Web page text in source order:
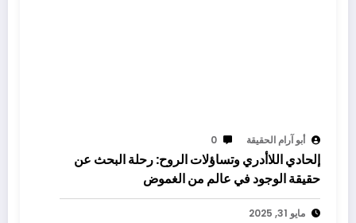
أبو آرام الحقيقة 0
إلحادي اللاأدري وتساؤلات الروح: رحلة البحث عن
حقيقة الوجود في عالم من الغموض
مايو 31, 2025